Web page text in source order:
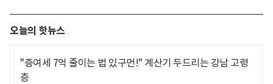
오늘의 핫뉴스
"증여세 7억 줄이는 법 있구먼!" 계산기 두드리는 강남 고령
층